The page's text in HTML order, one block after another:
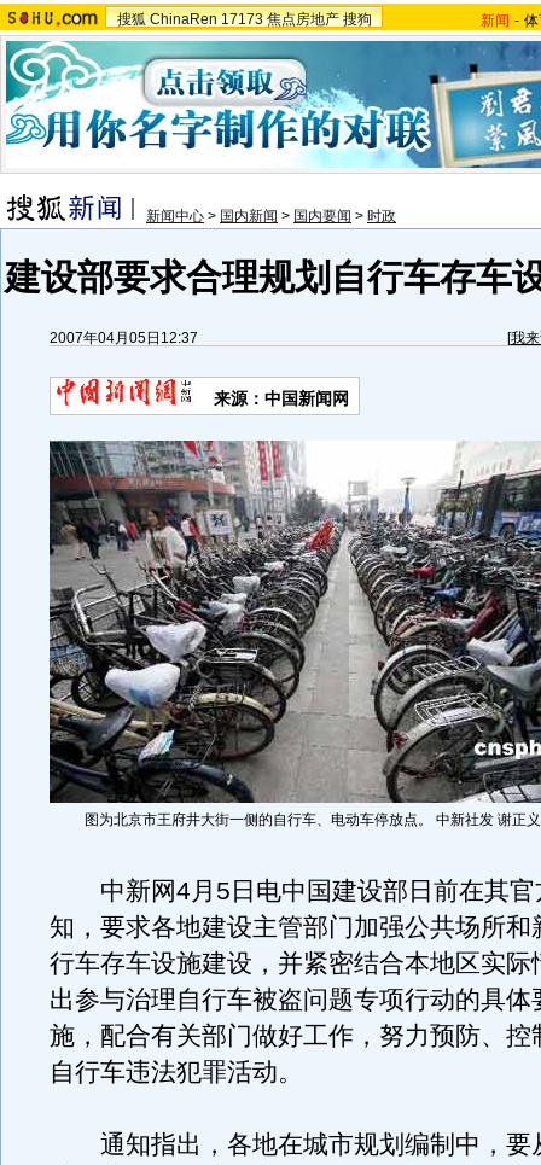
搜狐 ChinaRen 17173 焦点房地产 搜狗 新闻 -
新闻中心 > 国内新闻 > 国内要闻 > 时政
建设部要求合理规划自行车存车
2007年04月05日12:37 [我
来源：中国新闻网
图为北京市王府井大街一侧的自行车、电动车停放点。 中新社发 谢正
中新网4月5日电中国建设部日前在其官
知，要求各地建设主管部门加强公共场所和
行车存车设施建设，并紧密结合本地区实际
出参与治理自行车被盗问题专项行动的具体
施，配合有关部门做好工作，努力预防、控
自行车违法犯罪活动。
通知指出，各地在城市规划编制中，要